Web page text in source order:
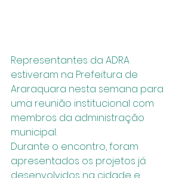
Representantes da ADRA
estiveram na Prefeitura de
Araraquara nesta semana para
uma reunião institucional com
membros da administração
municipal.
Durante o encontro, foram
apresentados os projetos já
desenvolvidos na cidade e